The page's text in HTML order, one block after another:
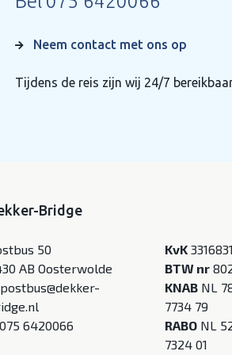
Neem contact met ons op
Tijdens de reis zijn wij 24/7
Bridge
50
AB Oosterwolde
postbus@dekker-
075 6420066
KvK
BTW nr
KNAB NL
7734 79
RABO NL
7324 01